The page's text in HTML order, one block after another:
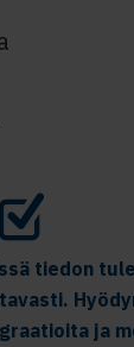
tiedon
ja